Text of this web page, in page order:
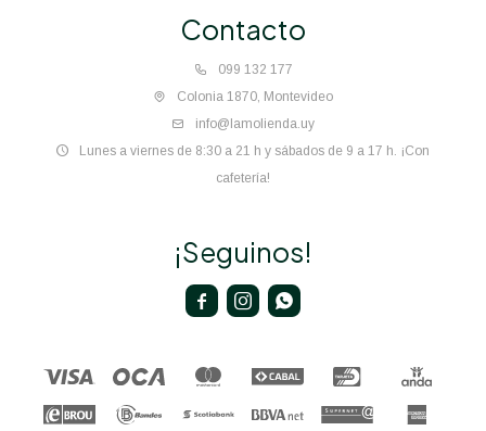
Contacto
099 132 177
Colonia 1870, Montevideo
info@lamolienda.uy
Lunes a viernes de 8:30 a 21 h y sábados de 9 a 17 h. ¡Con
cafetería!
¡Seguinos!
  